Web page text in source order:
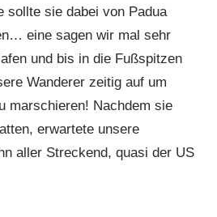
sollte sie dabei von Padua
eine sagen wir mal sehr
und bis in die Fußspitzen
Wanderer zeitig auf um
marschieren! Nachdem sie
erwartete unsere
aller Streckend, quasi der US